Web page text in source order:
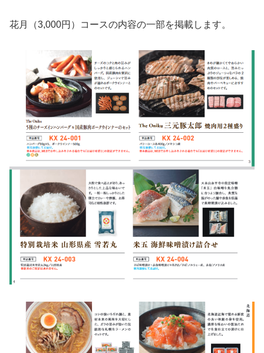
花月（3,000円）コースの内容の一部を掲載します。